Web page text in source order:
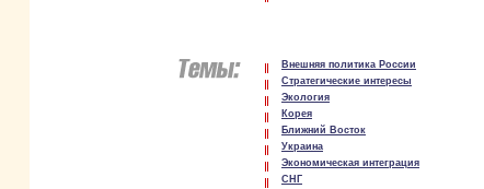
Внешняя политика России
Стратегические интересы
Экология
Корея
Ближний Восток
Украина
Экономическая интеграция
СНГ